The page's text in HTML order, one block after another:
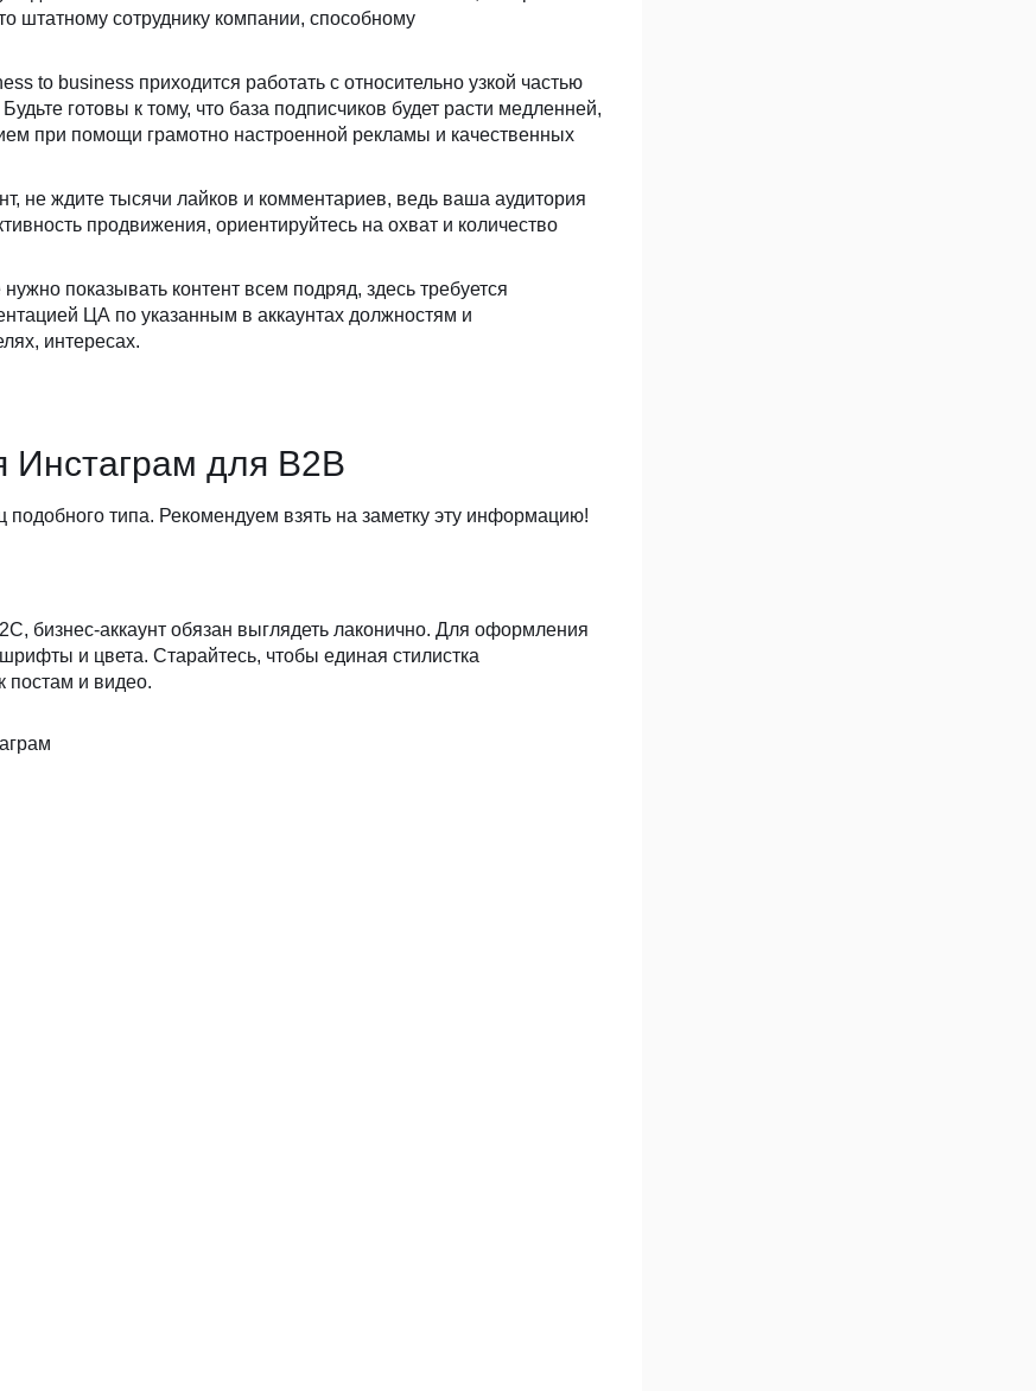
штатному сотруднику компании, способному
to business приходится работать с относительно узкой частью
готовы к тому, что база подписчиков будет расти медленней,
при помощи грамотно настроенной рекламы и качественных
не ждите тысячи лайков и комментариев, ведь ваша аудитория
продвижения, ориентируйтесь на охват и количество
показывать контент всем подряд, здесь требуется
ЦА по указанным в аккаунтах должностям и
интересах.
для B2B
типа. Рекомендуем взять на заметку эту информацию!
бизнес-аккаунт обязан выглядеть лаконично. Для оформления
и цвета. Старайтесь, чтобы единая стилистка
постам и видео.